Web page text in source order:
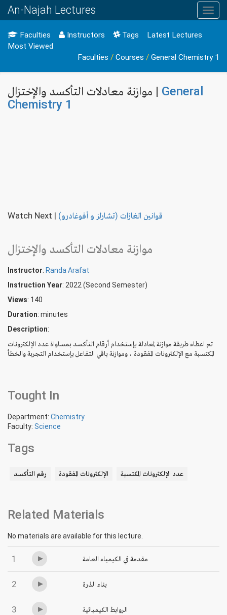
An-Najah Lectures
Faculties Instructors Tags
Latest Lectures
Most Viewed
Faculties / Courses / General Chemistry 1
موازنة معادلات التأكسد والإختزال | General
Chemistry 1
Watch Next | قوانين الغازات (تشارلز و أفوغادرو)
موازنة معادلات التأكسد والإختزال
Instructor: Randa Arafat
Instruction Year: 2022 (Second Semester)
Views: 140
Duration: minutes
Description:
تم اعطاء طريقة موازنة لمعادلة بإستخدام أرقام التأكسد بمساواة عدد الإلكترونات
المكتسبة مع الإلكترونات المفقودة ، وموازنة باقي التفاعل بإستخدام التجربة والخطأ
Tought In
Department: Chemistry
Faculty: Science
Tags
رقم التأكسد الإلكترونات المفقودة عدد الإلكترونات المكتسبة
Related Materials
No materials are available for this lecture.
1 مقدمة في الكيمياء العامة
2 بناء الذرة
3 الروابط الكيميائية